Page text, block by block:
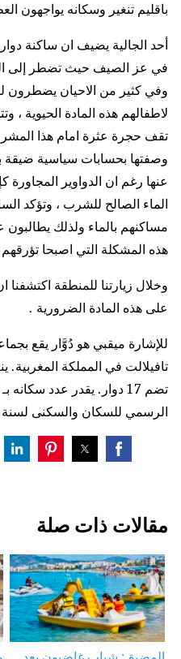
باقليم تنغير وسكانه يواجهون
أحد الجالية يضيف ان ساكنة
في عز الصيف حيث تضطر إلى
وفي كثير من الاحيان يضطرون
لاطفالهم هذه المادة الحيوية ،
تقف حجرة عثرة امام هذا
وصفتها بحسابات سياسية ضيقة
عنها رغم ان الدواوير
الماء الصالح للشرب ، وتؤكد
مساكنهم بالماء ولذلك يطالبون
هذه المشكلة التي اصبحا
وخلال زيارتنا للمنطقة اكتشفنا
على هذه المادة الضرورية .
للإشارة ميقبي هو دُوَّار يقع
تافيلالت في المملكة المغربية.
الرسمي للسكان والسكنى لسنة 2004.
مقالات ذات صلة